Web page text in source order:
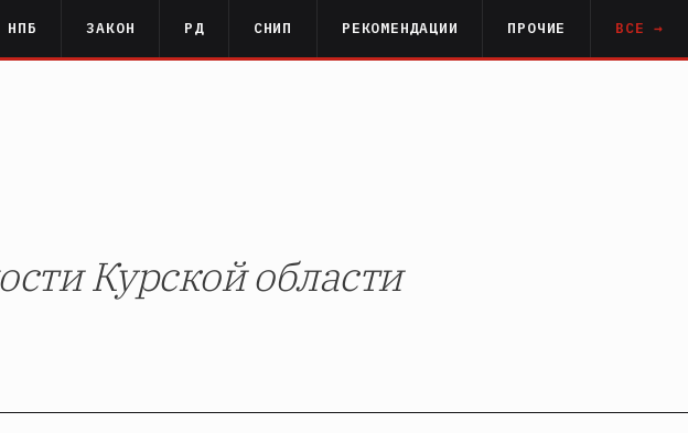
НПБ ЗАКОН РД СНИП РЕКОМЕНДАЦИИ ПРОЧИЕ ВСЕ →
Курской области